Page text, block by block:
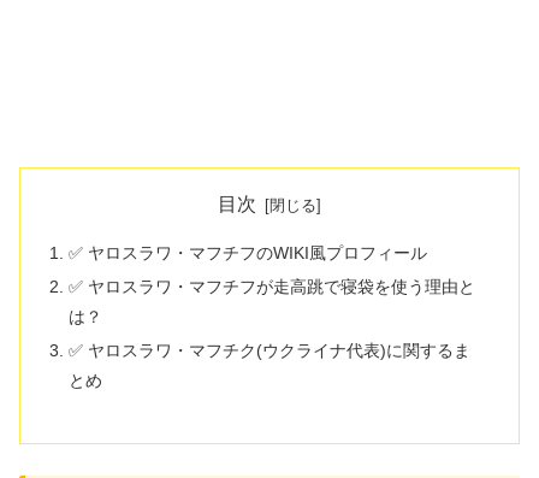
目次
✅ ヤロスラワ・マフチフのWIKI風プロフィール
✅ ヤロスラワ・マフチフが走高跳で寝袋を使う理由と
は？
✅ ヤロスラワ・マフチク(ウクライナ代表)に関するま
とめ